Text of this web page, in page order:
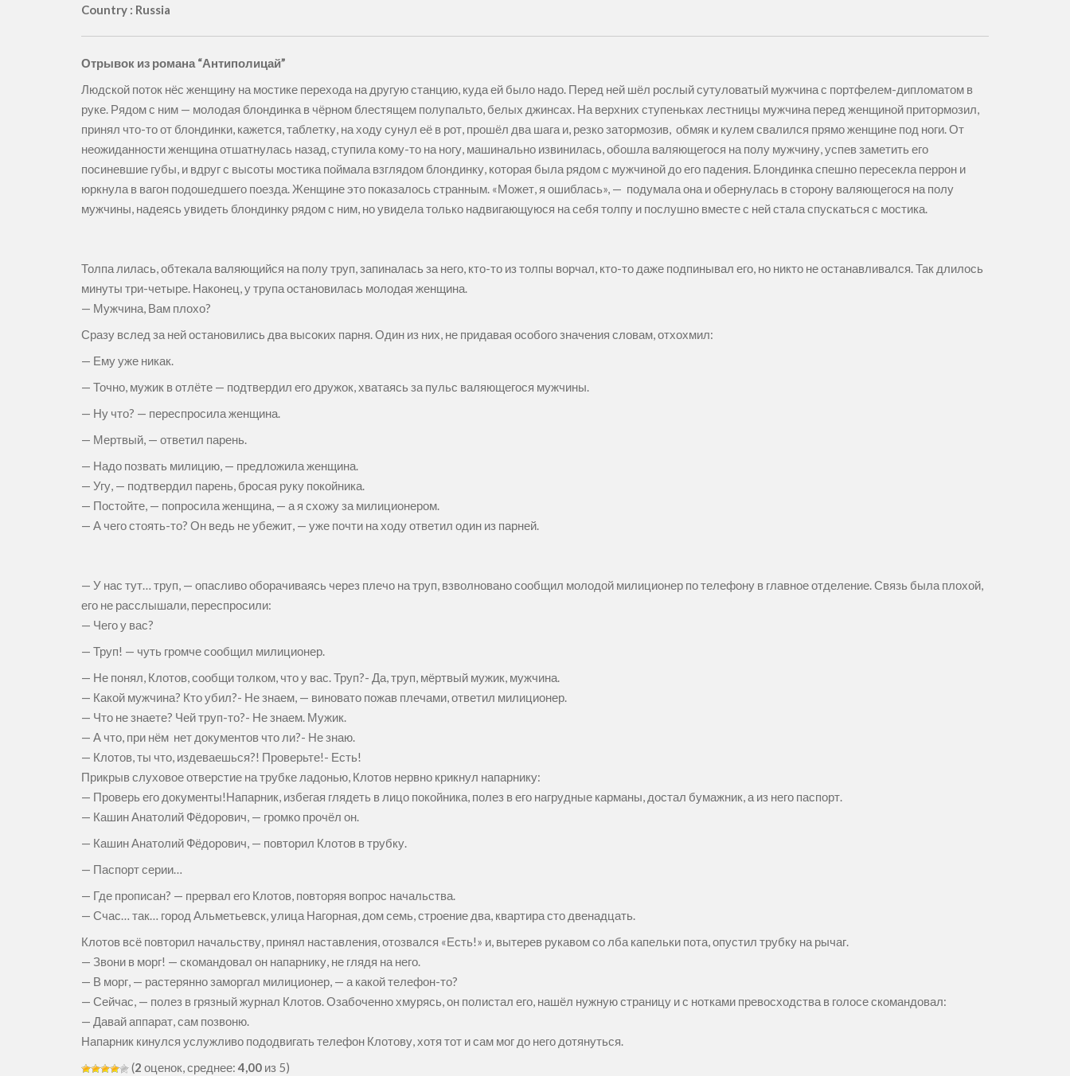
Country : Russia
Отрывок из романа “Антиполицай”
Людской поток нёс женщину на мостике перехода на другую станцию, куда ей было надо. Перед ней шёл рослый сутуловатый мужчина с портфелем-дипломатом в
руке. Рядом с ним — молодая блондинка в чёрном блестящем полупальто, белых джинсах. На верхних ступеньках лестницы мужчина перед женщиной притормозил,
принял что-то от блондинки, кажется, таблетку, на ходу сунул её в рот, прошёл два шага и, резко затормозив, обмяк и кулем свалился прямо женщине под ноги. От
неожиданности женщина отшатнулась назад, ступила кому-то на ногу, машинально извинилась, обошла валяющегося на полу мужчину, успев заметить его
посиневшие губы, и вдруг с высоты мостика поймала взглядом блондинку, которая была рядом с мужчиной до его падения. Блондинка спешно пересекла перрон и
юркнула в вагон подошедшего поезда. Женщине это показалось странным. «Может, я ошиблась», — подумала она и обернулась в сторону валяющегося на полу
мужчины, надеясь увидеть блондинку рядом с ним, но увидела только надвигающуюся на себя толпу и послушно вместе с ней стала спускаться с мостика.
Толпа лилась, обтекала валяющийся на полу труп, запиналась за него, кто-то из толпы ворчал, кто-то даже подпинывал его, но никто не останавливался. Так длилось
минуты три-четыре. Наконец, у трупа остановилась молодая женщина.
— Мужчина, Вам плохо?
Сразу вслед за ней остановились два высоких парня. Один из них, не придавая особого значения словам, отхохмил:
— Ему уже никак.
— Точно, мужик в отлёте — подтвердил его дружок, хватаясь за пульс валяющегося мужчины.
— Ну что? — переспросила женщина.
— Мертвый, — ответил парень.
— Надо позвать милицию, — предложила женщина.
— Угу, — подтвердил парень, бросая руку покойника.
— Постойте, — попросила женщина, — а я схожу за милиционером.
— А чего стоять-то? Он ведь не убежит, — уже почти на ходу ответил один из парней.
— У нас тут… труп, — опасливо оборачиваясь через плечо на труп, взволновано сообщил молодой милиционер по телефону в главное отделение. Связь была плохой,
его не расслышали, переспросили:
— Чего у вас?
— Труп! — чуть громче сообщил милиционер.
— Не понял, Клотов, сообщи толком, что у вас. Труп?- Да, труп, мёртвый мужик, мужчина.
— Какой мужчина? Кто убил?- Не знаем, — виновато пожав плечами, ответил милиционер.
— Что не знаете? Чей труп-то?- Не знаем. Мужик.
— А что, при нём нет документов что ли?- Не знаю.
— Клотов, ты что, издеваешься?! Проверьте!- Есть!
Прикрыв слуховое отверстие на трубке ладонью, Клотов нервно крикнул напарнику:
— Проверь его документы!Напарник, избегая глядеть в лицо покойника, полез в его нагрудные карманы, достал бумажник, а из него паспорт.
— Кашин Анатолий Фёдорович, — громко прочёл он.
— Кашин Анатолий Фёдорович, — повторил Клотов в трубку.
— Паспорт серии…
— Где прописан? — прервал его Клотов, повторяя вопрос начальства.
— Счас… так… город Альметьевск, улица Нагорная, дом семь, строение два, квартира сто двенадцать.
Клотов всё повторил начальству, принял наставления, отозвался «Есть!» и, вытерев рукавом со лба капельки пота, опустил трубку на рычаг.
— Звони в морг! — скомандовал он напарнику, не глядя на него.
— В морг, — растерянно заморгал милиционер, — а какой телефон-то?
— Сейчас, — полез в грязный журнал Клотов. Озабоченно хмурясь, он полистал его, нашёл нужную страницу и с нотками превосходства в голосе скомандовал:
— Давай аппарат, сам позвоню.
Напарник кинулся услужливо пододвигать телефон Клотову, хотя тот и сам мог до него дотянуться.
(2 оценок, среднее: 4,00 из 5)